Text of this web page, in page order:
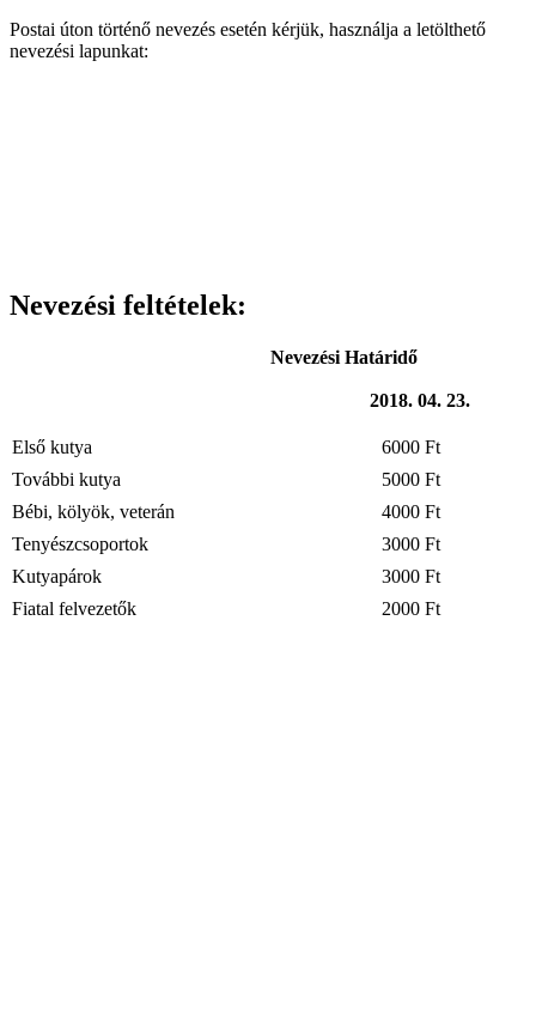
Postai úton történő nevezés esetén kérjük, használja a letölthető
nevezési lapunkat:
Nevezési feltételek:
Nevezési Határidő
2018. 04. 23.
Első kutya
6000 Ft
További kutya
5000 Ft
Bébi, kölyök, veterán
4000 Ft
Tenyészcsoportok
3000 Ft
Kutyapárok
3000 Ft
Fiatal felvezetők
2000 Ft